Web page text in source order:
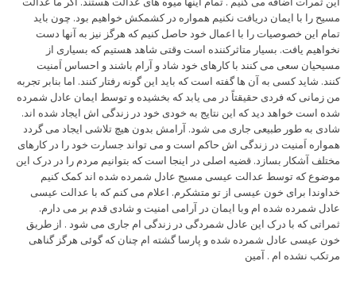
مسیح را با ایمان دریافت نکنیم همواره در کشمکش خواهیم بود. چون باید
تمام این خصوصیات را با اعمال خود حاصل کنیم که هرگز نیز به آنها دست
نخواهیم یافت. بسیار متاثرکننده است وقتی شاهد هستیم که بسیاری از
مسیحیان سعی می کنند با کارهای خود شاد و آرام باشند و احساس اَمنیت
کنند. شاید کسی به آن ها گفته است که باید این گونه رفتار کنند. اما بنابر تجربه
من زمانی که فردی حقیقتاً در می یابد که بخشیده و توسط ایمان عادل شمرده
شده است خواهد دید که این نتایج به خودی خود در زندگی اش ایجاد شده اند.
شادی به طور طبیعی جاری می شود. آرامش بدون هیچ تلاشی ایجاد می گردد
همواره اَمنیت در زندگی اش حاکم است و می تواند جسارت خود را در کارهای
مختلف آشکار بسازد. قضیه اصلی در اینجا است که بتوانیم مردم را در درک این
موضوع که توسط عدالت عیسی مسیح عادل شمرده شده اند کمک کنیم
خداوندا برای خون عیسی از تو متشکرم. اعلام می کنم که با عدالت عیسی
عادل شمرده شده ام وبا ایمان در آرامی امنیت و شادی قدم بر می دارم.
ثمراتی که با درک این عادل شمردگی در زندگی ام جاری می شود . از طریق
خون عیسی عادل شمرده شده و پارسا گشته ام چنان که گوئی هرگز گناهی
مرتکب نشده ام . آمین